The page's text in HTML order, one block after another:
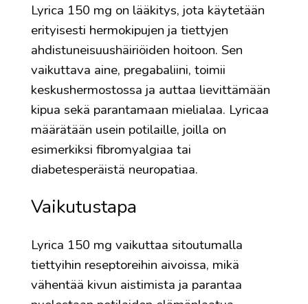
Lyrica 150 mg on lääkitys, jota käytetään
erityisesti hermokipujen ja tiettyjen
ahdistuneisuushäiriöiden hoitoon. Sen
vaikuttava aine, pregabaliini, toimii
keskushermostossa ja auttaa lievittämään
kipua sekä parantamaan mielialaa. Lyricaa
määrätään usein potilaille, joilla on
esimerkiksi fibromyalgiaa tai
diabetesperäistä neuropatiaa.
Vaikutustapa
Lyrica 150 mg vaikuttaa sitoutumalla
tiettyihin reseptoreihin aivoissa, mikä
vähentää kivun aistimista ja parantaa